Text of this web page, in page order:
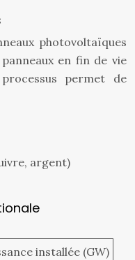
photovoltaïques
en fin de vie
permet de
argent)
installée (GW)